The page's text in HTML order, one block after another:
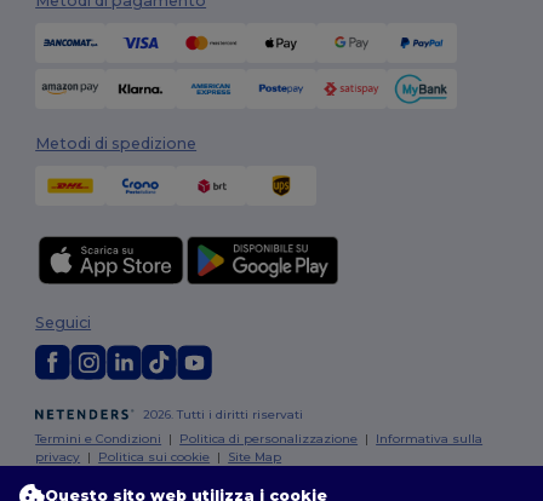
Metodi di spedizione
2026. Tutti i diritti riservati
Termini e Condizioni | Politica di personalizzazione | Informativa sulla
privacy | Politica sui cookie | Site Map
Seguici
Questo sito web utilizza i cookie